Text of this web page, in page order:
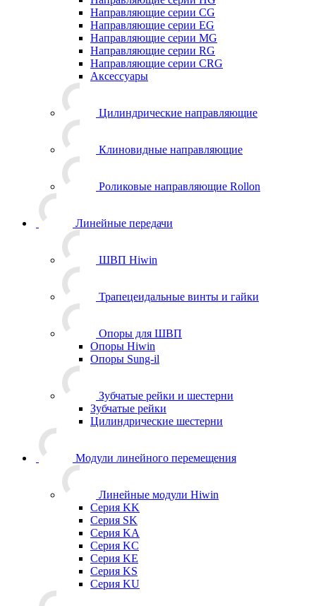
Направляющие серии CG
Направляющие серии EG
Направляющие серии MG
Направляющие серии RG
Направляющие серии CRG
Аксессуары
Цилиндрические направляющие
Клиновидные направляющие
Роликовые направляющие Rollon
Линейные передачи
ШВП Hiwin
Трапецеидальные винты и гайки
Опоры для ШВП
Опоры Hiwin
Опоры Sung-il
Зубчатые рейки и шестерни
Зубчатые рейки
Цилиндрические шестерни
Модули линейного перемещения
Линейные модули Hiwin
Серия KK
Серия SK
Серия KA
Серия KC
Серия KE
Серия KS
Серия KU